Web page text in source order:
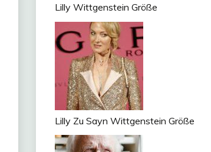
Lilly Wittgenstein Größe
Lilly Zu Sayn Wittgenstein Größe